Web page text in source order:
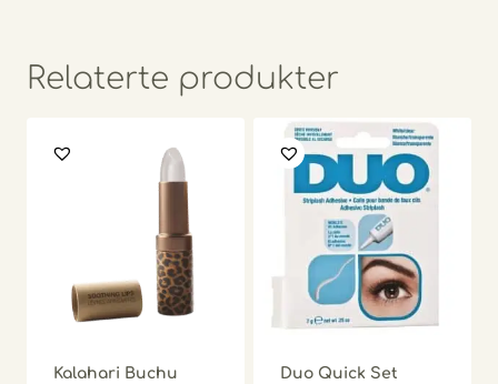
Relaterte produkter
Kalahari Buchu
Duo Quick Set